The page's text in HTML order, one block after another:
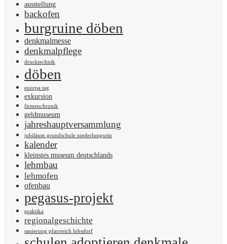
ausstellung
backofen
burgruine döben
denkmalmesse
denkmalpflege
drucktechnik
döben
euorpa tag
exkursion
firmenchronik
geldmuseum
jahreshauptversammlung
jubiläum grundschule niederlungwitz
kalender
kleinstes museum deutschlands
lehmbau
lehmofen
ofenbau
pegasus-projekt
praktika
regionalgeschichte
sanierung pfarrteich lobsdorf